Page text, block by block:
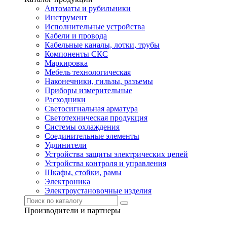
Автоматы и рубильники
Инструмент
Исполнительные устройства
Кабели и провода
Кабельные каналы, лотки, трубы
Компоненты СКС
Маркировка
Мебель технологическая
Наконечники, гильзы, разъемы
Приборы измерительные
Расходники
Светосигнальная арматура
Светотехническая продукция
Системы охлаждения
Соединительные элементы
Удлинители
Устройства защиты электрических цепей
Устройства контроля и управления
Шкафы, стойки, рамы
Электроника
Электроустановочные изделия
Производители и партнеры